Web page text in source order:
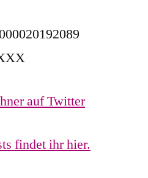
auf Twitter
findet ihr hier.